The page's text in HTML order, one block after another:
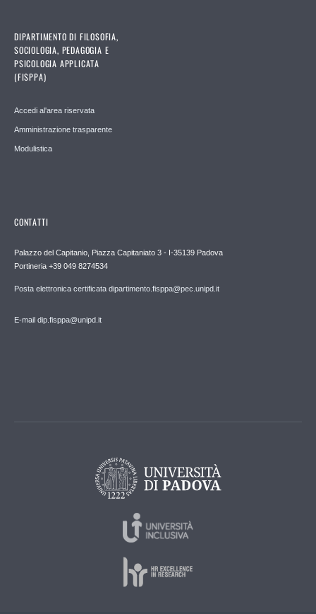
DIPARTIMENTO DI FILOSOFIA,
SOCIOLOGIA, PEDAGOGIA E
PSICOLOGIA APPLICATA
(FISPPA)
Accedi al'area riservata
Amministrazione trasparente
Modulistica
CONTATTI
Palazzo del Capitanio, Piazza Capitaniato 3 - I-35139 Padova
Portineria +39 049 8274534
Posta elettronica certificata dipartimento.fisppa@pec.unipd.it
E-mail dip.fisppa@unipd.it